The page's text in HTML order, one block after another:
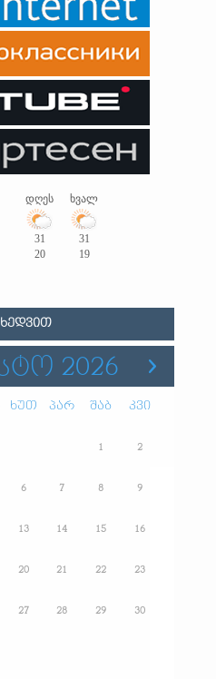
დღეს
ხვალ
31
31
20 19
2026
ხუთ პარ შაბ კვი
1 2
6 7 8 9
13 14 15 16
20 21 22 23
27 28 29 30